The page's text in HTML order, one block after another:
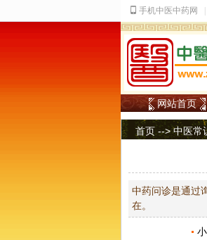
网站首页
首页 -->中医常
中药问诊是通过
在。